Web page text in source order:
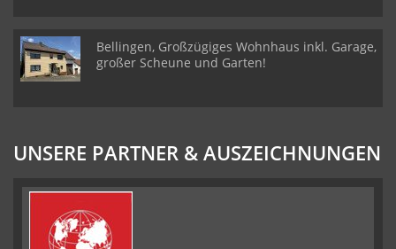
Bellingen, Großzügiges Wohnhaus inkl. Garage,
großer Scheune und Garten!
UNSERE PARTNER & AUSZEICHNUNGEN